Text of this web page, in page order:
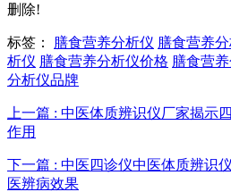
删除!
标签： 膳食营养分析仪 膳食营养
析仪 膳食营养分析仪价格 膳食营
分析仪品牌
上一篇 : 中医体质辨识仪厂家揭示
作用
下一篇 : 中医四诊仪中医体质辨识
医辨病效果